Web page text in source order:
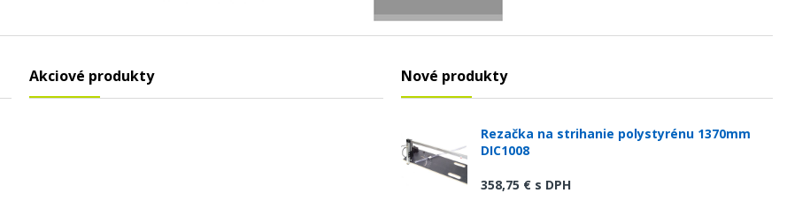
Akciové produkty Nové produkty
Rezačka na strihanie polystyrénu 1370mm
DIC1008
358,75 € s DPH